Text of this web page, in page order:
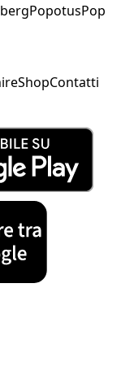
PopotusPop
ShopContatti